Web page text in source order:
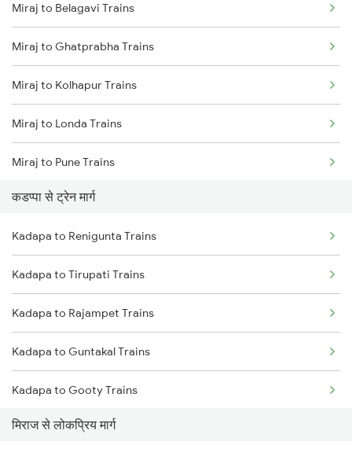
Delhi to Jammu Trains
Mumbai to Delhi Trains
Mumbai to Goa Trains
Chennai to Coimbatore Trains
Miraj to Belagavi Trains
Miraj to Ghatprabha Trains
Miraj to Kolhapur Trains
Miraj to Londa Trains
Miraj to Pune Trains
Miraj to Satara Trains
Miraj to Sangli Trains
Miraj to Hubli Trains
Miraj to Karad Trains
Miraj to Kudchi Trains
Miraj to Dharwad Trains
Miraj to Raibag Trains
कडप्पा से ट्रेन मार्ग
Kadapa to Renigunta Trains
Kadapa to Tirupati Trains
Kadapa to Rajampet Trains
Kadapa to Guntakal Trains
Kadapa to Gooty Trains
Kadapa to Tadipatri Trains
मिराज से लोकप्रिय मार्ग